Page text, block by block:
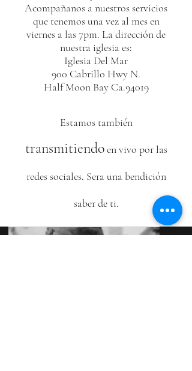
Acompañanos a nuestros servicios
que tenemos una vez al mes en
viernes a las 7pm. La dirección de
nuestra iglesia es:
Iglesia Del Mar
900 Cabrillo Hwy N.
Half Moon Bay Ca.94019
Estamos también
transmitiendoen vivo por las
redes sociales. Sera una bendición
saber de ti.